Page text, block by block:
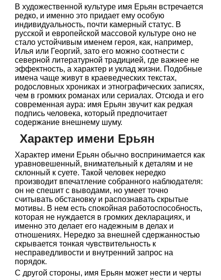
В художественной культуре имя Ерьян встречается
редко, и именно это придает ему особую
индивидуальность, почти камерный статус. В
русской и европейской массовой культуре оно не
стало устойчивым именем героя, как, например,
Илья или Георгий, зато его можно соотнести с
северной литературной традицией, где важнее не
эффектность, а характер и уклад жизни. Подобные
имена чаще живут в краеведческих текстах,
родословных хрониках и этнографических записях,
чем в громких романах или сериалах. Отсюда и его
современная аура: имя Ерьян звучит как редкая
подпись человека, который предпочитает
содержание внешнему шуму.
Характер имени Ерьян
Характер имени Ерьян обычно воспринимается как
уравновешенный, внимательный к деталям и не
склонный к суете. Такой человек нередко
производит впечатление собранного наблюдателя:
он не спешит с выводами, но умеет точно
считывать обстановку и распознавать скрытые
мотивы. В нем есть спокойная работоспособность,
которая не нуждается в громких декларациях, и
именно это делает его надежным в делах и
отношениях. Нередко за внешней сдержанностью
скрывается тонкая чувствительность к
несправедливости и внутренний запрос на
порядок.
С другой стороны, имя Ерьян может нести и черты